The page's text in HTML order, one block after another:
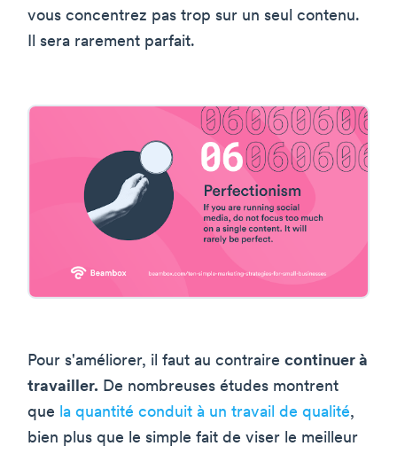
vous concentrez pas trop sur un seul contenu.
Il sera rarement parfait.
Pour s'améliorer, il faut au contraire continuer à
travailler. De nombreuses études montrent
que la quantité conduit à un travail de qualité,
bien plus que le simple fait de viser le meilleur